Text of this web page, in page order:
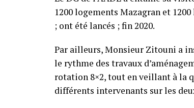
1200 logements Mazagran et
; ont été lancés ; fin 2020.
Par ailleurs, Monsieur Zitouni a
le rythme des travaux
rotation 8×2, tout en veillant à la
différents intervenants sur les